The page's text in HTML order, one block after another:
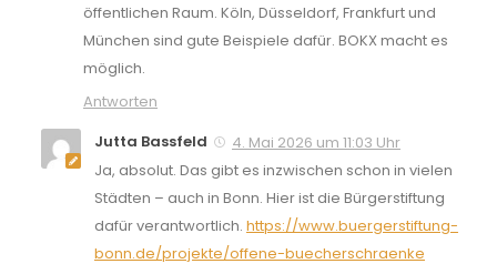
öffentlichen Raum. Köln, Düsseldorf, Frankfurt und
München sind gute Beispiele dafür. BOKX macht es
möglich.
Antworten
Jutta Bassfeld
4. Mai 2026 um 11:03 Uhr
Ja, absolut. Das gibt es inzwischen schon in vielen
Städten – auch in Bonn. Hier ist die Bürgerstiftung
dafür verantwortlich. https://www.buergerstiftung-
bonn.de/projekte/offene-buecherschraenke